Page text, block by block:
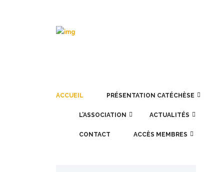
ACCUEIL PRÉSENTATION CATÉCHÈSE
L’ASSOCIATION ACTUALITÉS
CONTACT ACCÈS MEMBRES